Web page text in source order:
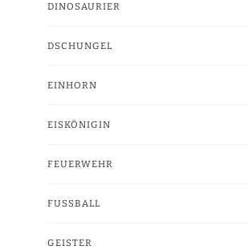
DINOSAURIER
DSCHUNGEL
EINHORN
EISKÖNIGIN
FEUERWEHR
FUSSBALL
GEISTER